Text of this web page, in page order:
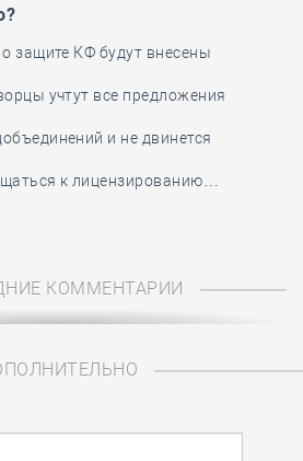
защите КФ будут внесены
учтут все предложения
и не двинется
к лицензированию…
КОММЕНТАРИИ